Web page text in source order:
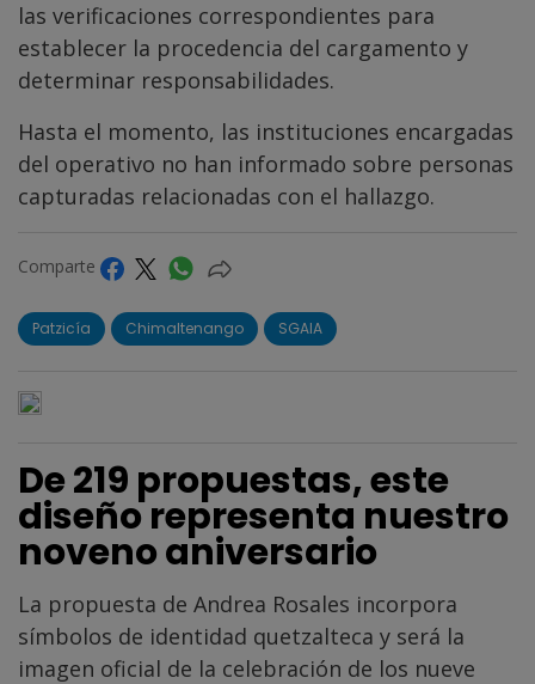
las verificaciones correspondientes para
establecer la procedencia del cargamento y
determinar responsabilidades.
Hasta el momento, las instituciones encargadas
del operativo no han informado sobre personas
capturadas relacionadas con el hallazgo.
Comparte
Patzicía Chimaltenango SGAIA
De 219 propuestas, este
diseño representa nuestro
noveno aniversario
La propuesta de Andrea Rosales incorpora
símbolos de identidad quetzalteca y será la
imagen oficial de la celebración de los nueve